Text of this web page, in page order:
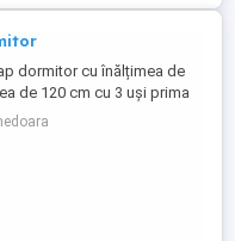
dormitor cu înălțimea de
de 120 cm cu 3 uși prima
iar celelalte 2 uși sunt cu
plus încă 1 polița pe
are blat de melamina fix
se vinde de la domiciliu